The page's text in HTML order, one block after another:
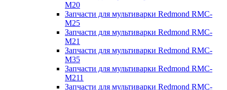
M20
Запчасти для мультиварки Redmond RMC-
M25
Запчасти для мультиварки Redmond RMC-
M21
Запчасти для мультиварки Redmond RMC-
M35
Запчасти для мультиварки Redmond RMC-
M211
Запчасти для мультиварки Redmond RMC-